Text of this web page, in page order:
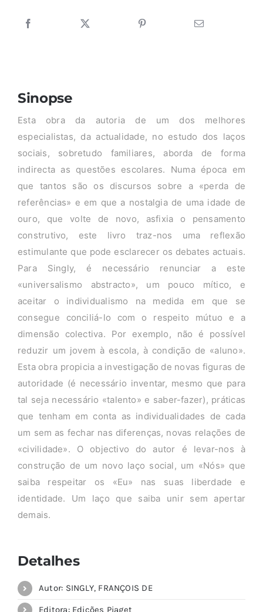
Sinopse
Esta obra da autoria de um dos melhores
especialistas, da actualidade, no estudo dos laços
sociais, sobretudo familiares, aborda de forma
indirecta as questões escolares. Numa época em
que tantos são os discursos sobre a «perda de
referências» e em que a nostalgia de uma idade de
ouro, que volte de novo, asfixia o pensamento
construtivo, este livro traz-nos uma reflexão
estimulante que pode esclarecer os debates actuais.
Para Singly, é necessário renunciar a este
«universalismo abstracto», um pouco mítico, e
aceitar o individualismo na medida em que se
consegue conciliá-lo com o respeito mútuo e a
dimensão colectiva. Por exemplo, não é possível
reduzir um jovem à escola, à condição de «aluno».
Esta obra propicia a investigação de novas figuras de
autoridade (é necessário inventar, mesmo que para
tal seja necessário «talento» e saber-fazer), práticas
que tenham em conta as individualidades de cada
um sem as fechar nas diferenças, novas relações de
«civilidade». O objectivo do autor é levar-nos à
construção de um novo laço social, um «Nós» que
saiba respeitar os «Eu» nas suas liberdade e
identidade. Um laço que saiba unir sem apertar
demais.
Detalhes
Autor: SINGLY, FRANÇOIS DE
Editora: Edições Piaget